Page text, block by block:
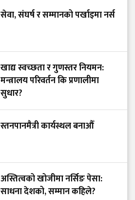
सेवा, संघर्ष र सम्मानको पर्खाइमा नर्स
खाद्य स्वच्छता र गुणस्तर नियमन:
मन्त्रालय परिवर्तन कि प्रणालीमा
सुधार?
स्तनपानमैत्री कार्यस्थल बनाऔँ
अस्तित्वको खोजीमा नर्सिङ पेसा:
साधना देशको, सम्मान कहिले?